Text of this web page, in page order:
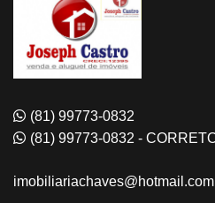
(81) 99773-0832
(81) 99773-0832 -
imobiliariachaves@hotmail.com